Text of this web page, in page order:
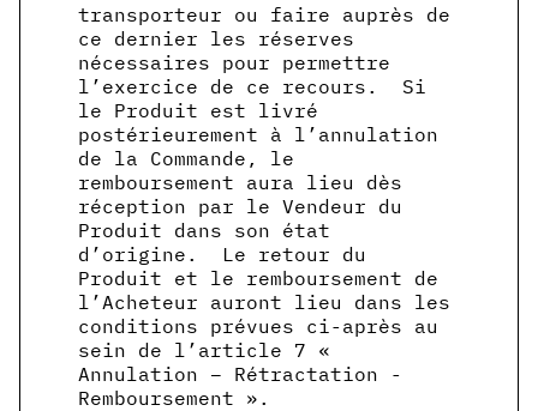
transporteur ou faire auprès de
ce dernier les réserves
nécessaires pour permettre
l’exercice de ce recours. Si
le Produit est livré
postérieurement à l’annulation
de la Commande, le
remboursement aura lieu dès
réception par le Vendeur du
Produit dans son état
d’origine. Le retour du
Produit et le remboursement de
l’Acheteur auront lieu dans les
conditions prévues ci-après au
sein de l’article 7 «
Annulation – Rétractation -
Remboursement ».